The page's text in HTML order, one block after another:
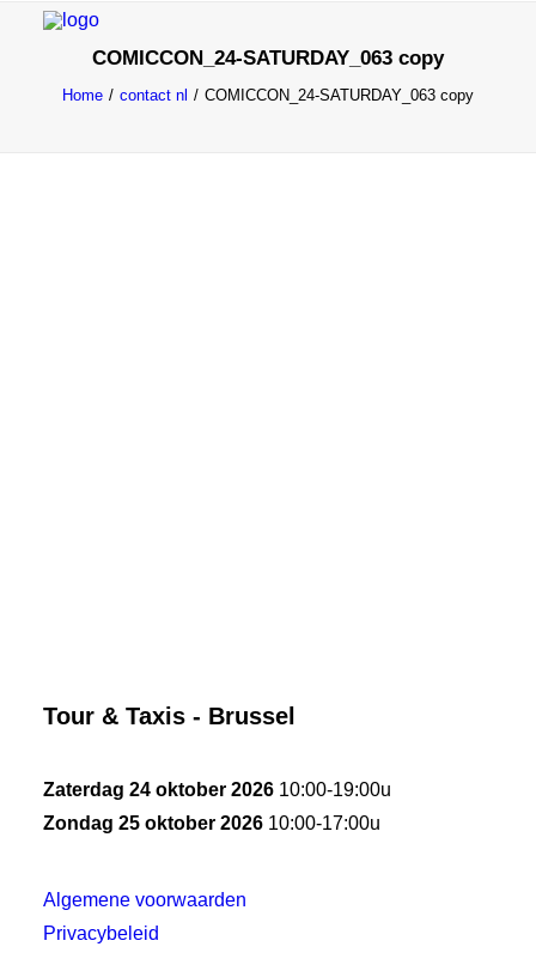
COMICCON_24-SATURDAY_063 copy
Home contact nl COMICCON_24-SATURDAY_063 copy
Tour & Taxis - Brussel
Zaterdag 24 oktober 2026 10:00-19:00u
Zondag 25 oktober 2026 10:00-17:00u
Algemene voorwaarden
Privacybeleid